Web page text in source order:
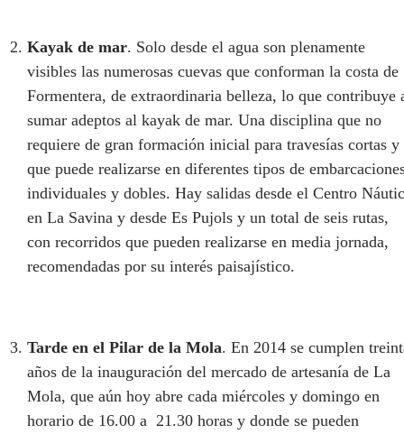
Kayak de mar. Solo desde el agua son plenamente
visibles las numerosas cuevas que conforman la costa de
Formentera, de extraordinaria belleza, lo que contribuye
sumar adeptos al kayak de mar. Una disciplina que no
requiere de gran formación inicial para travesías cortas y
que puede realizarse en diferentes tipos de
individuales y dobles. Hay salidas desde el Centro
en La Savina y desde Es Pujols y un total de seis rutas,
con recorridos que pueden realizarse en media jornada,
recomendadas por su interés paisajístico.
Tarde en el Pilar de la Mola. En 2014 se cumplen
años de la inauguración del mercado de artesanía de La
Mola, que aún hoy abre cada miércoles y domingo en
horario de 16.00 a 21.30 horas y donde se pueden